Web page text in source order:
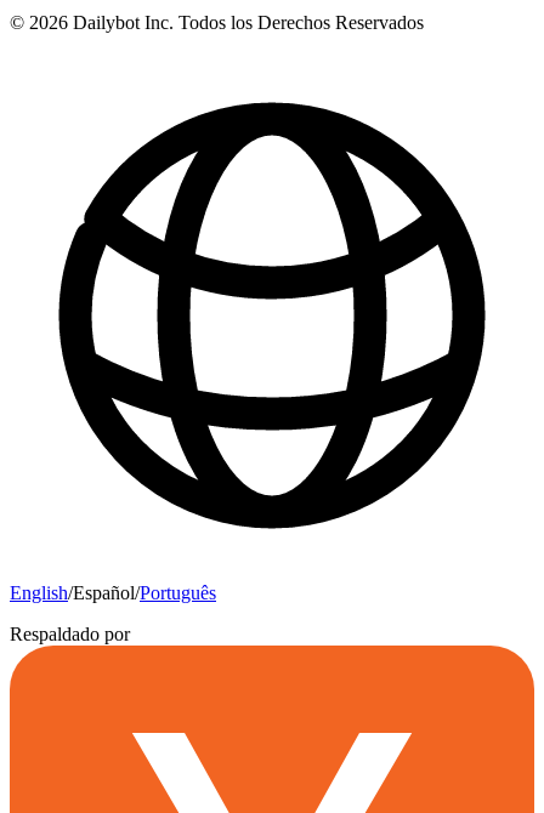
© 2026 Dailybot Inc. Todos los Derechos Reservados
English/Español/Português
Respaldado por